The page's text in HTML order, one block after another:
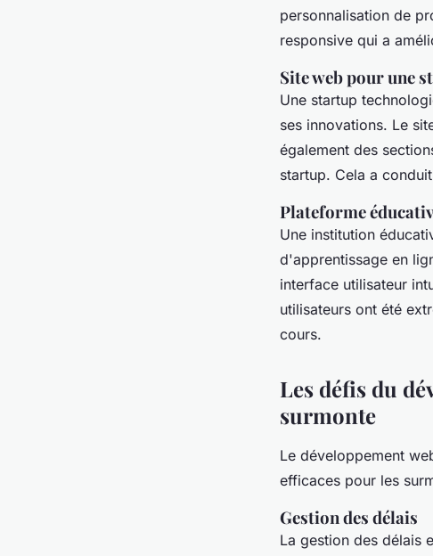
personnalisation de
responsive qui a
Site web pour une
Une startup
ses innovations. Le
également des
startup. Cela a
Plateforme
Une institution
d'apprentissage en
interface utilisateur
utilisateurs ont été
cours.
Les défis du
surmonte
Le développement
efficaces pour les
Gestion des délais
La gestion des délais